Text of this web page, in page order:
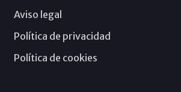
Aviso legal
Política de privacidad
Política de cookies